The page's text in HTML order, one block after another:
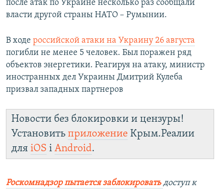
после атак по Украине несколько раз сообщали
власти другой страны НАТО – Румынии.
В ходе российской атаки на Украину 26 августа
погибли не менее 5 человек. Был поражен ряд
объектов энергетики. Реагируя на атаку, министр
иностранных дел Украины Дмитрий Кулеба
призвал западных партнеров
Новости без блокировки и цензуры!
Установить приложение Крым.Реалии
для iOS і Android.
Роскомнадзор пытается заблокировать доступ к